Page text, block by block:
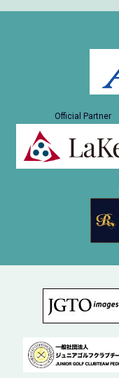
Official Partner